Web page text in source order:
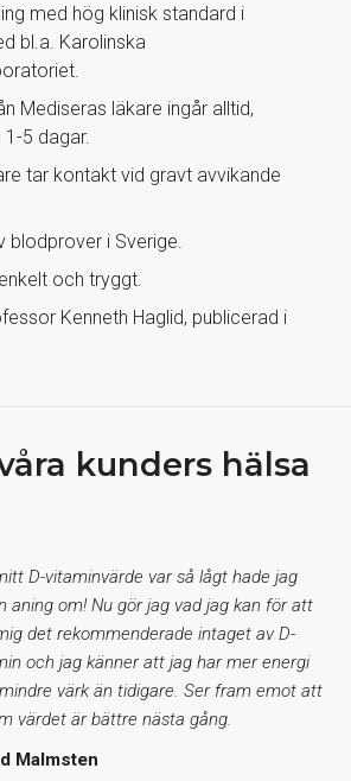
med hög klinisk standard i
bl.a. Karolinska
Mediseras läkare ingår alltid,
5 dagar.
tar kontakt vid gravt avvikande
blodprover i Sverige.
och tryggt.
Kenneth Haglid, publicerad i
kunders hälsa
D-vitaminvärde var så lågt hade jag
aning om! Nu gör jag vad jag kan för att
det rekommenderade intaget av D-
och jag känner att jag har mer energi
värk än tidigare. Ser fram emot att
värdet är bättre nästa gång.
Malmsten